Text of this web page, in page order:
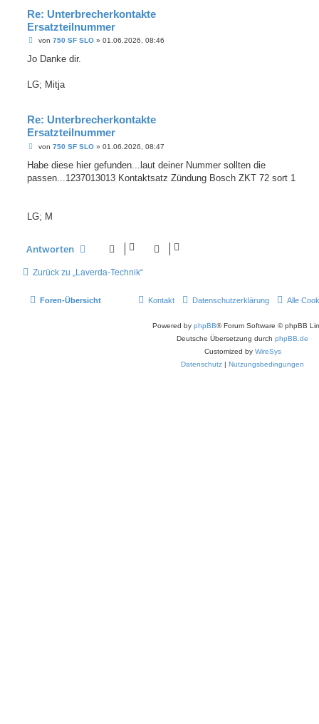
Re: Unterbrecherkontakte
Ersatzteilnummer
B
i
a
von 750 SF SLO» 01.06.2026, 08:46
Jo Danke dir.
LG; Mitja
Re: Unterbrecherkontakte
Ersatzteilnummer
B
i
r
von 750 SF SLO» 01.06.2026, 08:47
Habe diese hier gefunden...laut deiner Nummer sollten die
passen...1237013013 Kontaktsatz Zündung Bosch ZKT 72 sort 1
LG; M
Antworten
Zurück zu „Laverda-Technik“
Foren-Übersicht Alle
Datenschutzerklärung
Kontakt
Powered by phpBB® Forum Software © phpBB
Deutsche Übersetzung durch phpBB.de
Customized by WireSys
Datenschutz | Nutzungsbedingungen